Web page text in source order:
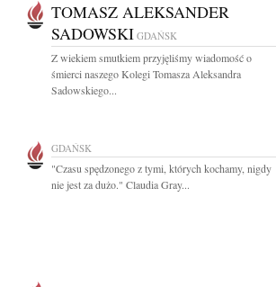
TOMASZ ALEKSANDER
SADOWSKI GDAŃSK
Z wiekiem smutkiem przyjęliśmy wiadomość o
śmierci naszego Kolegi Tomasza Aleksandra
Sadowskiego...
GDAŃSK
"Czasu spędzonego z tymi, których kochamy, nigdy
nie jest za dużo." Claudia Gray...